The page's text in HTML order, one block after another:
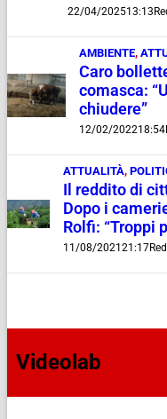
22/04/202513:13
AMBIENTE,
Caro
comasca:
chiudere”
12/02/202218:54
ATTUALITÀ,
Il reddito di
Dopo i
Rolfi: “Troppi
11/08/202121:17
Videolab